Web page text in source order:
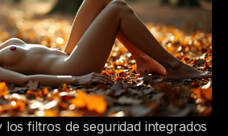
los filtros de seguridad integrados